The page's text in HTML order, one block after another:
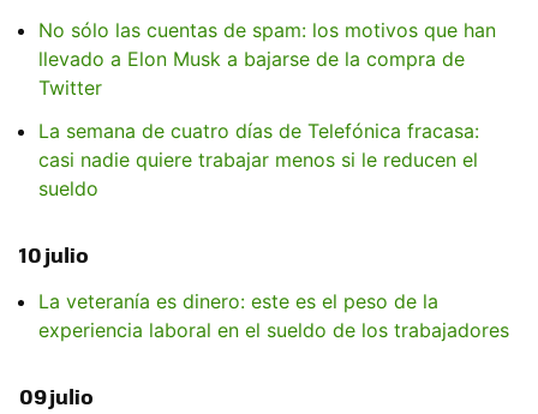
No sólo las cuentas de spam: los motivos que han
llevado a Elon Musk a bajarse de la compra de
Twitter
La semana de cuatro días de Telefónica fracasa:
casi nadie quiere trabajar menos si le reducen el
sueldo
10 julio
La veteranía es dinero: este es el peso de la
experiencia laboral en el sueldo de los trabajadores
09 julio